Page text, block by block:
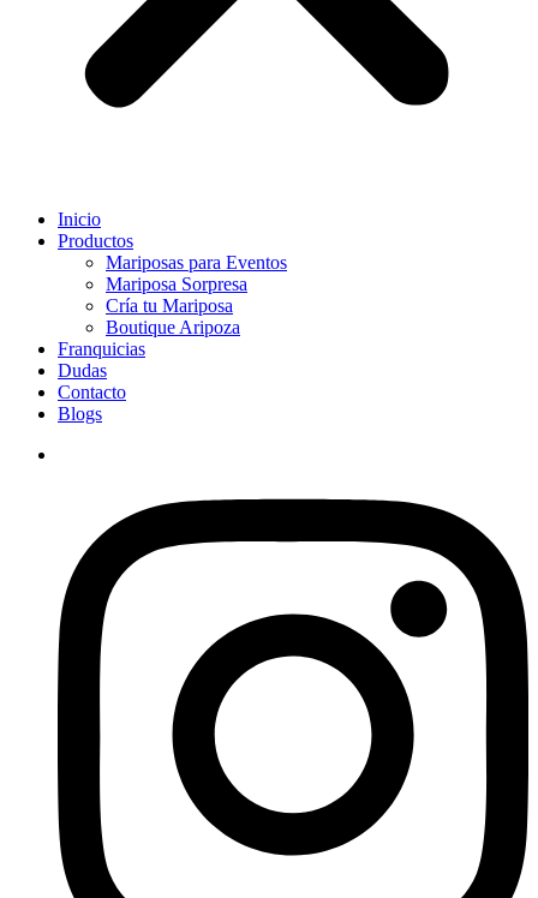
Inicio
Productos
Mariposas para Eventos
Mariposa Sorpresa
Cría tu Mariposa
Boutique Aripoza
Franquicias
Dudas
Contacto
Blogs